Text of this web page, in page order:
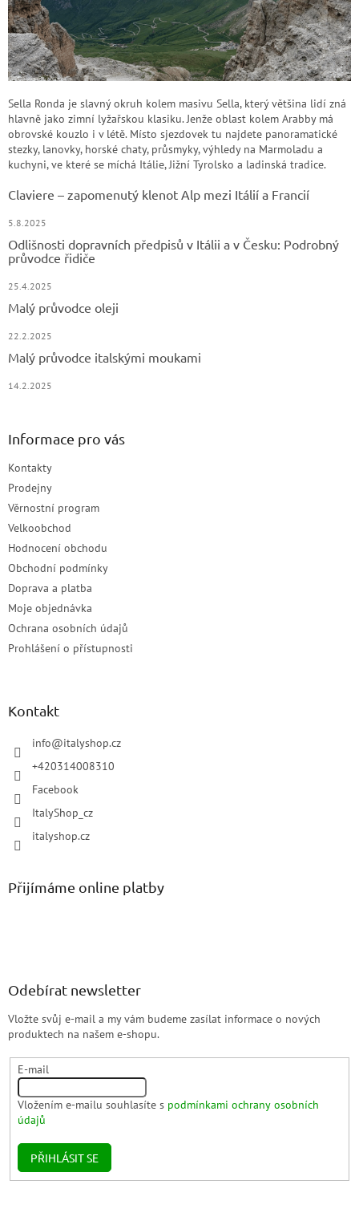
Sella Ronda je slavný okruh kolem masivu Sella, který většina lidí zná
hlavně jako zimní lyžařskou klasiku. Jenže oblast kolem Arabby má
obrovské kouzlo i v létě. Místo sjezdovek tu najdete panoramatické
stezky, lanovky, horské chaty, průsmyky, výhledy na Marmoladu a
kuchyni, ve které se míchá Itálie, Jižní Tyrolsko a ladinská tradice.
Claviere – zapomenutý klenot Alp mezi Itálií a Francií
5.8.2025
Odlišnosti dopravních předpisů v Itálii a v Česku: Podrobný
průvodce řidiče
25.4.2025
Malý průvodce oleji
22.2.2025
Malý průvodce italskými moukami
14.2.2025
Informace pro vás
Kontakty
Prodejny
Věrnostní program
Velkoobchod
Hodnocení obchodu
Obchodní podmínky
Doprava a platba
Moje objednávka
Ochrana osobních údajů
Prohlášení o přístupnosti
Kontakt
info@italyshop.cz
+420314008310
Facebook
ItalyShop_cz
italyshop.cz
Přijímáme online platby
Odebírat newsletter
Vložte svůj e-mail a my vám budeme zasílat informace o nových
produktech na našem e-shopu.
E-mail
Vložením e-mailu souhlasíte s podmínkami ochrany osobních
údajů
PŘIHLÁSIT SE